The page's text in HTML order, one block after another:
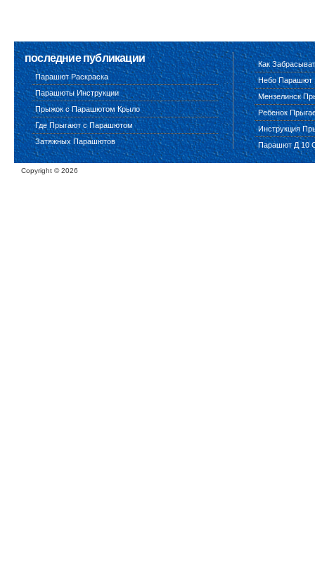
последние публикации
Парашют Раскраска
Парашюты Инструкции
Прыжок с Парашютом Крыло
Где Прыгают с Парашютом
Затяжных Парашютов
Как
Небо Парашют
Мензелинск
Ребенок
Инструкция
Парашют Д 10
Copyright ©2026